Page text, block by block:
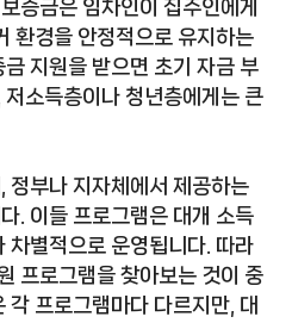
증금은 임차인이 집주인에게
환경을 안정적으로 유지하는
지원을 받으면 초기 자금 부
소득층이나 청년층에게는 큰
정부나 지자체에서 제공하는
. 이들 프로그램은 대개 소득
차별적으로 운영됩니다. 따라
프로그램을 찾아보는 것이 중
각 프로그램마다 다르지만, 대